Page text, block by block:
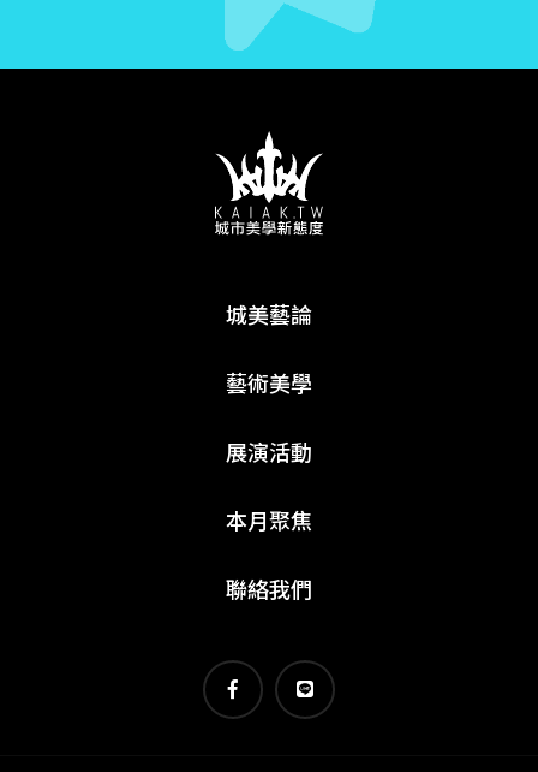
城美藝論
藝術美學
展演活動
本月聚焦
聯絡我們